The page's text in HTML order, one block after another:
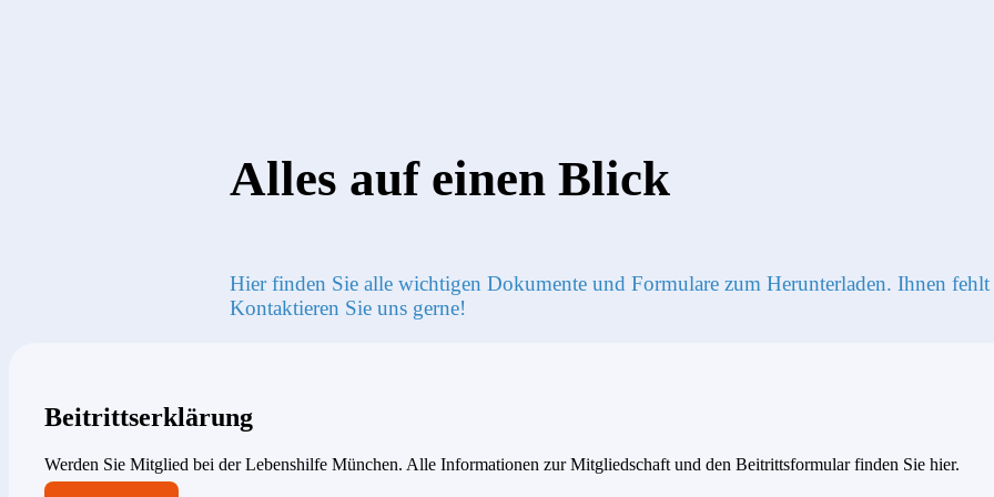
Alles auf einen Blick
Hier finden Sie alle wichtigen Dokumente und Formulare zum Herunter­laden. Ihnen fehlt
Kontaktieren Sie uns gerne!
Beitritts­erklärung
Werden Sie Mitglied bei der Lebenshilfe München. Alle Infor­mationen zur Mitglied­schaft und den Beitritts­formular finden Sie hier.